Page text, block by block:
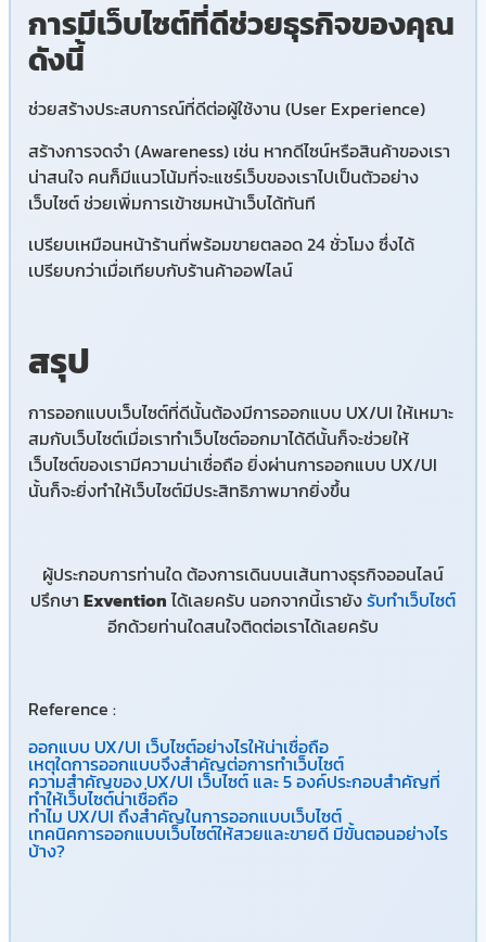
การมีเว็บไซต์ที่ดีช่วยธุรกิจของคุณ
ดังนี้
ช่วยสร้างประสบการณ์ที่ดีต่อผู้ใช้งาน (User Experience)
สร้างการจดจำ (Awareness) เช่น หากดีไซน์หรือสินค้าของเรา
น่าสนใจ คนก็มีแนวโน้มที่จะแชร์เว็บของเราไปเป็นตัวอย่าง
เว็บไซต์ ช่วยเพิ่มการเข้าชมหน้าเว็บได้ทันที
เปรียบเหมือนหน้าร้านที่พร้อมขายตลอด 24 ชั่วโมง ซึ่งได้
เปรียบกว่าเมื่อเทียบกับร้านค้าออฟไลน์
สรุป
การออกแบบเว็บไซต์ที่ดีนั้นต้องมีการออกแบบ UX/UI ให้เหมาะ
สมกับเว็บไซต์เมื่อเราทำเว็บไซต์ออกมาได้ดีนั้นก็จะช่วยให้
เว็บไซต์ของเรามีความน่าเชื่อถือ ยิ่งผ่านการออกแบบ UX/UI
นั้นก็จะยิ่งทำให้เว็บไซต์มีประสิทธิภาพมากยิ่งขึ้น
ผู้ประกอบการท่านใด ต้องการเดินบนเส้นทางธุรกิจออนไลน์
ปรึกษา Exventionได้เลยครับ นอกจากนี้เรายังรับทำเว็บไซต์
อีกด้วยท่านใดสนใจติดต่อเราได้เลยครับ
Reference :
ออกแบบ UX/UI เว็บไซต์อย่างไรให้น่าเชื่อถือ
เหตุใดการออกแบบจึงสำคัญต่อการทำเว็บไซต์
ความสำคัญของ UX/UI เว็บไซต์ และ 5 องค์ประกอบสำคัญที่
ทำให้เว็บไซต์น่าเชื่อถือ
ทำไม UX/UI ถึงสำคัญในการออกแบบเว็บไซต์
เทคนิคการออกแบบเว็บไซต์ให้สวยและขายดี มีขั้นตอนอย่างไร
บ้าง?